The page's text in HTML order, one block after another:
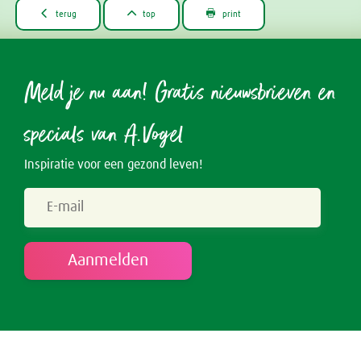
 terug  top  print
Meld je nu aan! Gratis nieuwsbrieven en
specials van A.Vogel
Inspiratie voor een gezond leven!